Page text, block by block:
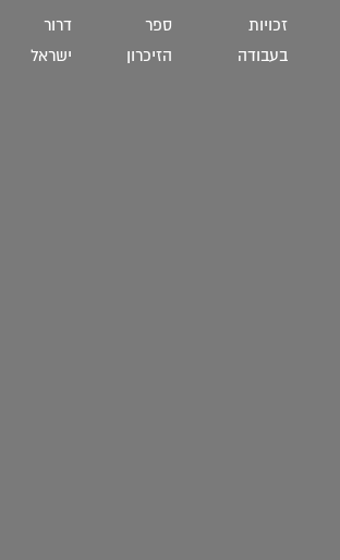
זכויות
בעבודה
ספר
הזיכרון
דרור
ישראל